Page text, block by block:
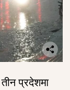
प्रदेशमा